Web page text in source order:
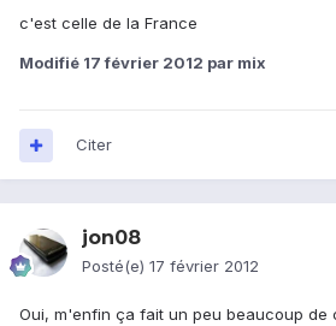
c'est celle de la France
Modifié 17 février 2012 par mix
Citer
jon08
Posté(e) 17 février 2012
Oui, m'enfin ça fait un peu beaucoup de